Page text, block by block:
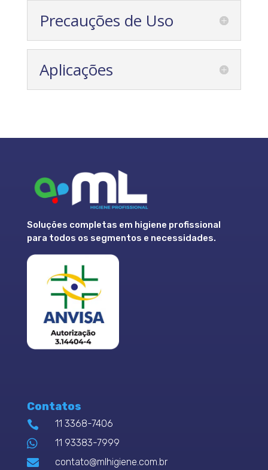
Precauções de Uso
Aplicações
Soluções completas em higiene profissional
para todos os segmentos e necessidades.
Contatos
 11 3368-7406
 11 93383-7999
 contato@mlhigiene.com.br